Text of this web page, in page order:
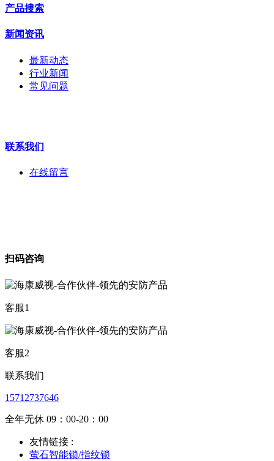
配件
拼接屏
安检门
工程宝
海康机器人
产品搜索
新闻资讯
最新动态
行业新闻
常见问题
联系我们
在线留言
扫码咨询
客服1
客服2
联系我们
15712737646
全年无休 09：00-20：00
友情链接 :
萤石智能锁/指纹锁